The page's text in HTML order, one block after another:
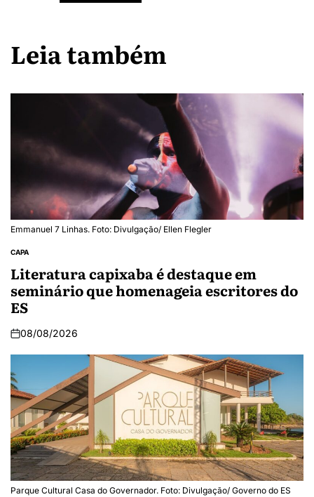
Leia também
Emmanuel 7 Linhas. Foto: Divulgação/ Ellen Flegler
CAPA
Literatura capixaba é destaque em
seminário que homenageia escritores do
ES
08/08/2026
Parque Cultural Casa do Governador. Foto: Divulgação/ Governo do ES